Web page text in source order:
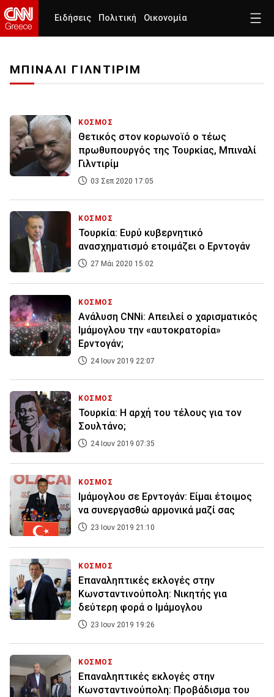
Ειδήσεις Πολιτική Οικονομία
ΜΠΙΝΑΛΙ ΓΙΛΝΤΙΡΙΜ
ΚΟΣΜΟΣ
Θετικός στον κορωνοϊό ο τέως
πρωθυπουργός της Τουρκίας, Μπιναλί
Γιλντιρίμ
03 Σεπ 2020 17:05
ΚΟΣΜΟΣ
Τουρκία: Ευρύ κυβερνητικό
ανασχηματισμό ετοιμάζει ο Ερντογάν
27 Μάι 2020 15:02
ΚΟΣΜΟΣ
Ανάλυση CNNi: Απειλεί ο χαρισματικός
Ιμάμογλου την «αυτοκρατορία»
Ερντογάν;
24 Ιουν 2019 22:07
ΚΟΣΜΟΣ
Τουρκία: Η αρχή του τέλους για τον
Σουλτάνο;
24 Ιουν 2019 07:35
ΚΟΣΜΟΣ
Ιμάμογλου σε Ερντογάν: Είμαι έτοιμος
να συνεργασθώ αρμονικά μαζί σας
23 Ιουν 2019 21:10
ΚΟΣΜΟΣ
Επαναληπτικές εκλογές στην
Κωνσταντινούπολη: Νικητής για
δεύτερη φορά ο Ιμάμογλου
23 Ιουν 2019 19:26
ΚΟΣΜΟΣ
Επαναληπτικές εκλογές στην
Κωνσταντινούπολη: Προβάδισμα του